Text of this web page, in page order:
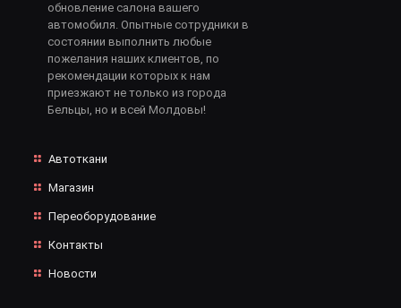
обновление салона вашего
автомобиля. Опытные сотрудники в
состоянии выполнить любые
пожелания наших клиентов, по
рекомендации которых к нам
приезжают не только из города
Бельцы, но и всей Молдовы!
Автоткани
Магазин
Переоборудование
Контакты
Новости